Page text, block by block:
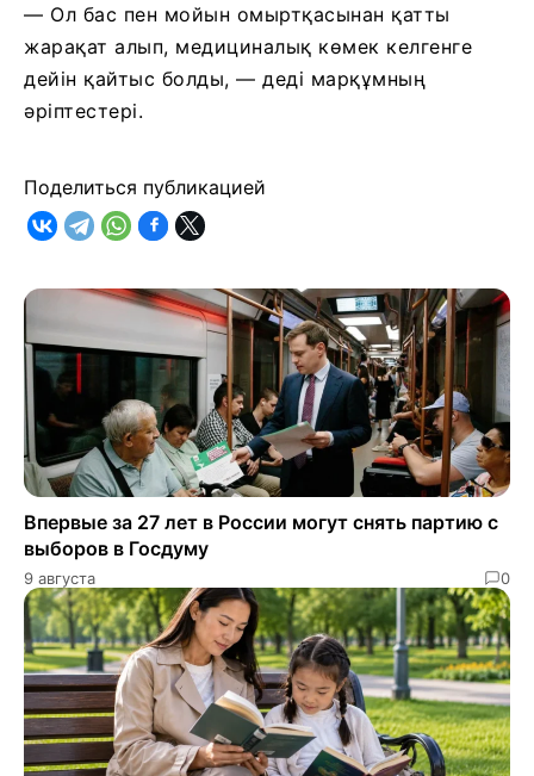
— Ол бас пен мойын омыртқасынан қатты
жарақат алып, медициналық көмек келгенге
дейін қайтыс болды, — деді марқұмның
әріптестері.
Поделиться публикацией
Впервые за 27 лет в России могут снять партию с
выборов в Госдуму
9 августа 0